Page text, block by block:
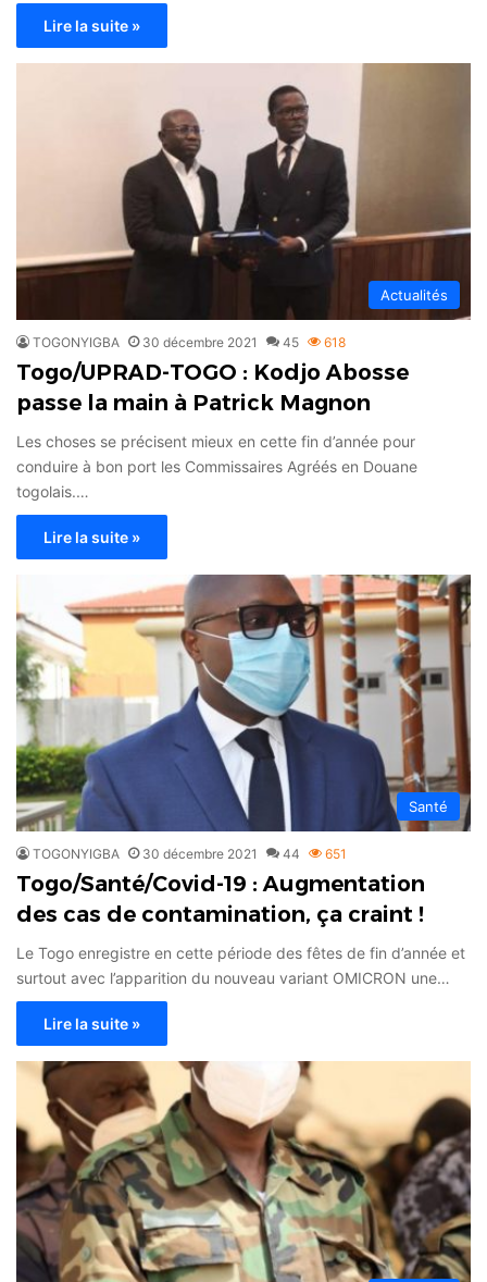
Lire la suite »
Actualités
TOGONYIGBA 30 décembre 2021 45 618
Togo/UPRAD-TOGO : Kodjo Abosse
passe la main à Patrick Magnon
Les choses se précisent mieux en cette fin d’année pour
conduire à bon port les Commissaires Agréés en Douane
togolais.…
Lire la suite »
Santé
TOGONYIGBA 30 décembre 2021 44 651
Togo/Santé/Covid-19 : Augmentation
des cas de contamination, ça craint !
Le Togo enregistre en cette période des fêtes de fin d’année et
surtout avec l’apparition du nouveau variant OMICRON une…
Lire la suite »